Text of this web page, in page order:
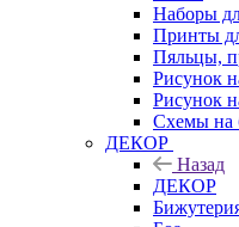
Наборы
Принты
Пяльцы,
Рисунок
Рисунок
Схемы на
ДЕКОР
Назад
ДЕКОР